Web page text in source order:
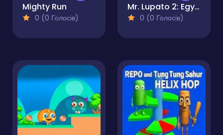
Mighty Run
0 (0 Голосів)
Mr. Lupato 2: Egyptian Pyramids Treasures
0 (0 Голосів)